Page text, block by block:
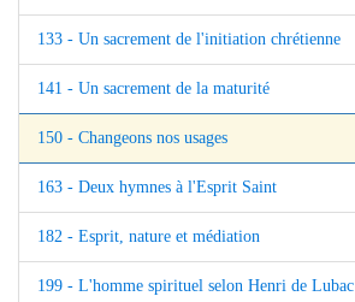
133 - Un sacrement de l'initiation chrétienne
141 - Un sacrement de la maturité
150 - Changeons nos usages
163 - Deux hymnes à l'Esprit Saint
182 - Esprit, nature et médiation
199 - L'homme spirituel selon Henri de Lubac